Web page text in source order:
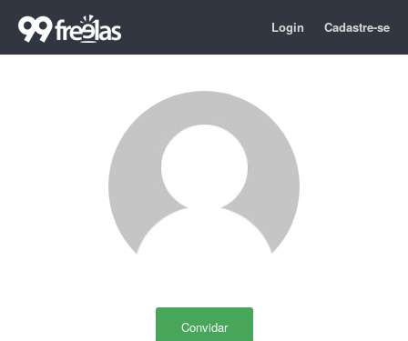
Login Cadastre-se
Convidar